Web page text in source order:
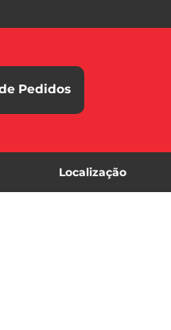
Pedidos
Localização